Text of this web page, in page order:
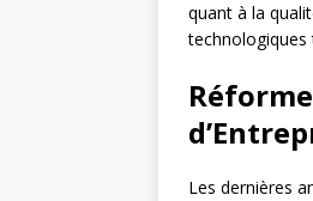
quant à la
Les dernières